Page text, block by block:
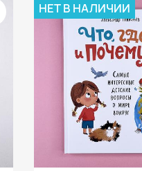
НЕТ В НАЛИЧИИ